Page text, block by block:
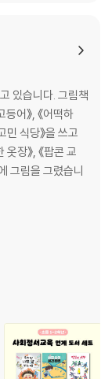
있습니다. 그림책
등어》, 《어떡하
민 식당》을 쓰고
장》, 《팝콘 교
그림을 그렸습니